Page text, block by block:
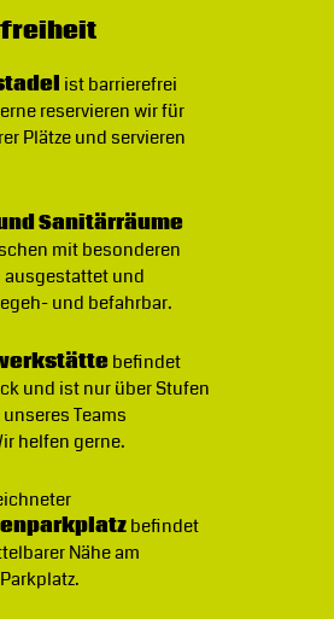
ist barrierefrei
reservieren wir für
Plätze und servieren
Sanitärräume
mit besonderen
und
und befahrbar.
befindet
und ist nur über Stufen
Teams
helfen gerne.
befindet
Nähe am